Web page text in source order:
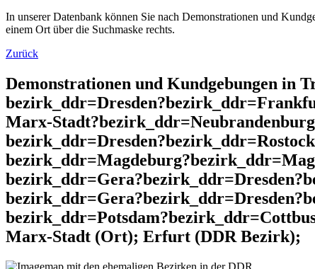
In unserer Datenbank können Sie nach Demonstrationen und
einem Ort über die Suchmaske rechts.
Zurück
Demonstrationen und Kundgebungen in
Marx-
Marx-Stadt (Ort); Erfurt (DDR Bezirk);